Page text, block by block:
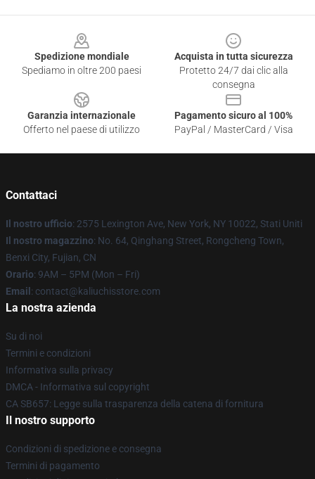
Spedizione mondiale
Spediamo in oltre 200 paesi
Acquista in tutta sicurezza
Protetto 24/7 dai clic alla
consegna
Garanzia internazionale
Offerto nel paese di utilizzo
Pagamento sicuro al 100%
PayPal / MasterCard / Visa
Contattaci
Il nostro ufficio: 2575 Lexington Ave, New York, NY 10022, Stati Uniti
Il nostro magazzino: No. 64, Qinghang Street, Rongcheng Town,
Benxi City, Fujian, CN
Orario: 9AM – 5PM (Mon – Fri)
Email : contact@kaliuchisstore.com
La nostra azienda
Su di noi
Termini e condizioni
Informativa sulla privacy
DMCA - Informativa sul copyright
CA SB657: Legge sulla trasparenza della catena di fornitura
Il nostro supporto
Condizioni di spedizione e consegna
Termini di pagamento